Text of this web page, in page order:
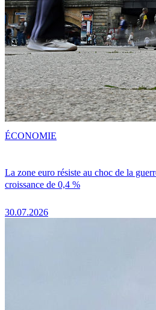
La zone euro résiste au choc de la
croissance de 0,4 %
30.07.2026
ÉCONOMIE